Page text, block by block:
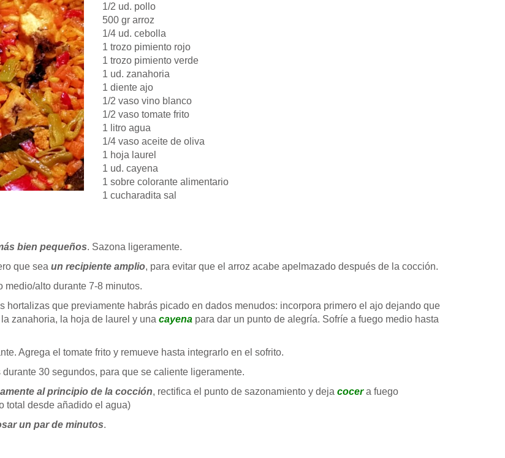
1/2 ud. pollo
500 gr arroz
1/4 ud. cebolla
1 trozo pimiento rojo
1 trozo pimiento verde
1 ud. zanahoria
1 diente ajo
1/2 vaso vino blanco
1/2 vaso tomate frito
1 litro agua
1/4 vaso aceite de oliva
1 hoja laurel
1 ud. cayena
1 sobre colorante alimentario
1 cucharadita sal
bien pequeños. Sazona ligeramente.
que sea un recipiente amplio, para evitar que el arroz acabe apelmazado después de la cocción.
alto durante 7-8 minutos.
hortalizas que previamente habrás picado en dados menudos: incorpora primero el ajo dejando que
zanahoria, la hoja de laurel y una cayena para dar un punto de alegría. Sofríe a fuego medio hasta
Agrega el tomate frito y remueve hasta integrarlo en el sofrito.
30 segundos, para que se caliente ligeramente.
al principio de la cocción, rectifica el punto de sazonamiento y deja cocera fuego
total desde añadido el agua)
un par de minutos.